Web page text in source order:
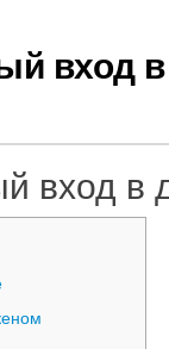
вход
вход в